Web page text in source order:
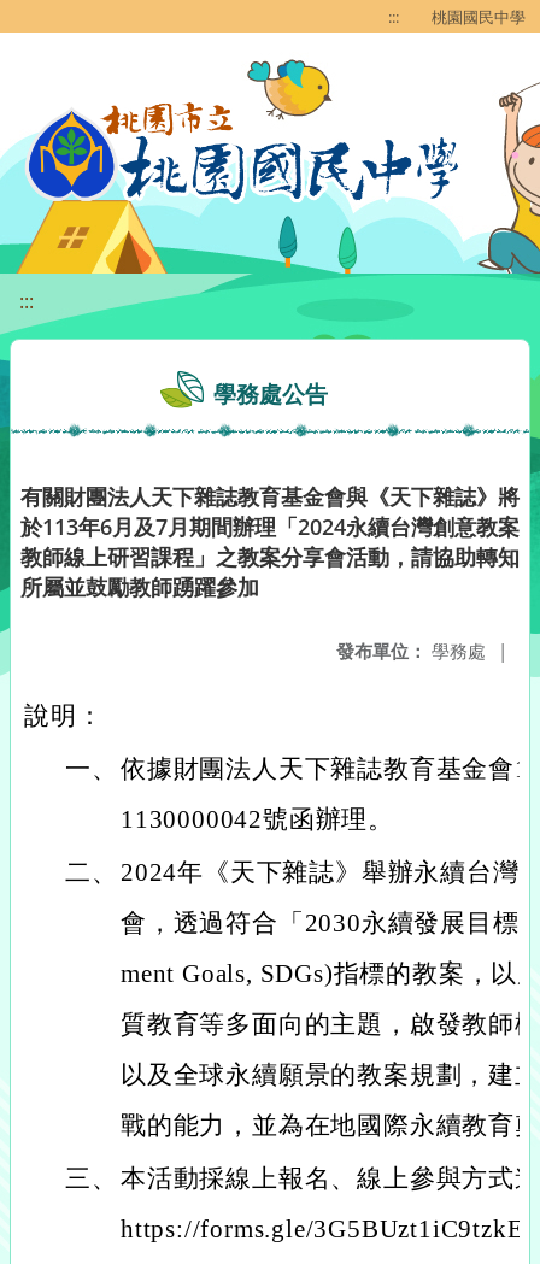
::: 桃園國民中學
:::
學務處公告
有關財團法人天下雜誌教育基金會與《天下雜誌》將
於113年6月及7月期間辦理「2024永續台灣創意教案
教師線上研習課程」之教案分享會活動，請協助轉知
所屬並鼓勵教師踴躍參加
發布單位： 學務處 |
說明：
一、 依據財團法人天下雜誌教育基金會
1130000042號函辦理。
二、
2024年《天下雜誌》舉辦永續台灣
會，透過符合「2030永續發展目標
ment Goals, SDGs)指標的教案，以
質教育等多面向的主題，啟發教師
以及全球永續願景的教案規劃，建
戰的能力，並為在地國際永續教育
三、 本活動採線上報名、線上參與方式
https://forms.gle/